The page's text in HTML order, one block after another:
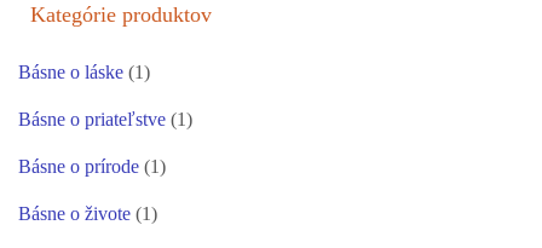
Kategórie produktov
Básne o láske (1)
Básne o priateľstve (1)
Básne o prírode (1)
Básne o živote (1)